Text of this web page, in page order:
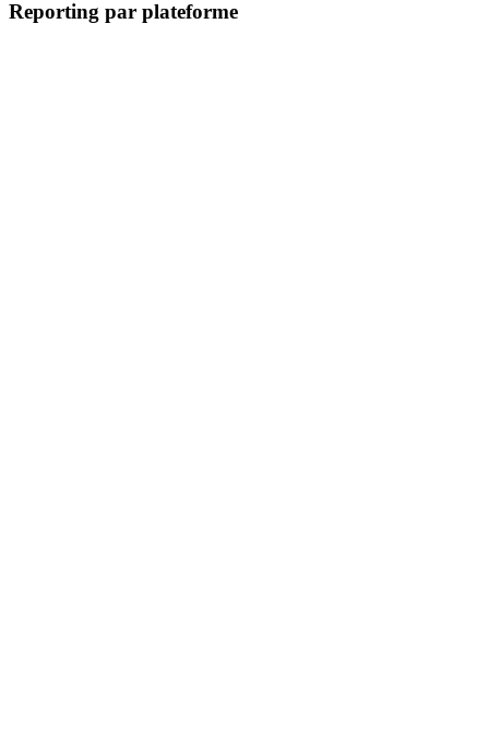
Reporting par plateforme